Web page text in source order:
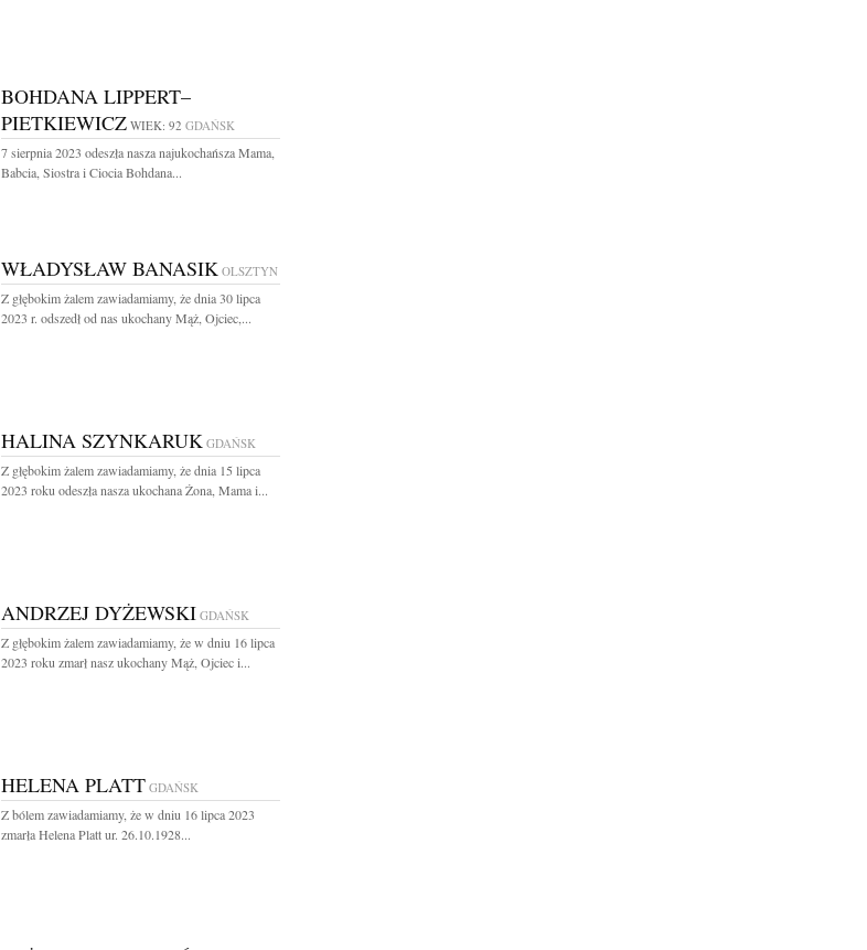
BOHDANA LIPPERT–
PIETKIEWICZ WIEK: 92 GDAŃSK
7 sierpnia 2023 odeszła nasza najukochańsza Mama,
Babcia, Siostra i Ciocia Bohdana...
WŁADYSŁAW BANASIK OLSZTYN
Z głębokim żalem zawiadamiamy, że dnia 30 lipca
2023 r. odszedł od nas ukochany Mąż, Ojciec,...
HALINA SZYNKARUK GDAŃSK
Z głębokim żalem zawiadamiamy, że dnia 15 lipca
2023 roku odeszła nasza ukochana Żona, Mama i...
ANDRZEJ DYŻEWSKI GDAŃSK
Z głębokim żalem zawiadamiamy, że w dniu 16 lipca
2023 roku zmarł nasz ukochany Mąż, Ojciec i...
HELENA PLATT GDAŃSK
Z bólem zawiadamiamy, że w dniu 16 lipca 2023
zmarła Helena Platt ur. 26.10.1928...